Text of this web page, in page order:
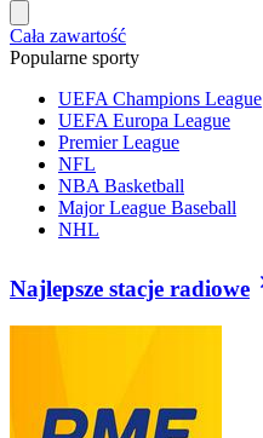
Cała zawartość
Popularne sporty
UEFA Champions League
UEFA Europa League
Premier League
NFL
NBA Basketball
Major League Baseball
NHL
Najlepsze stacje radiowe